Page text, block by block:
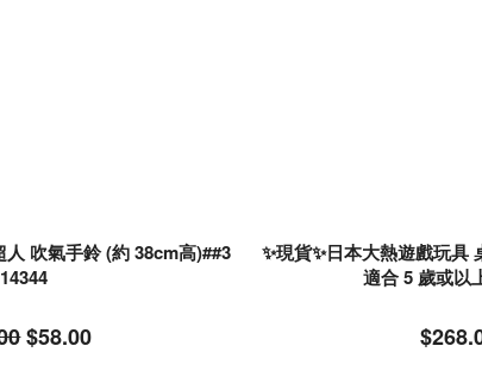
(約 38cm高)##3
14344
$58.00
✨現貨✨日本大熱遊戲玩具
適合 5 歲或以